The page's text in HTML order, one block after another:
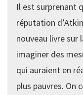
Il est surprenant
réputation
nouveau livre sur
imaginer des
qui auraient en
plus pauvres. On